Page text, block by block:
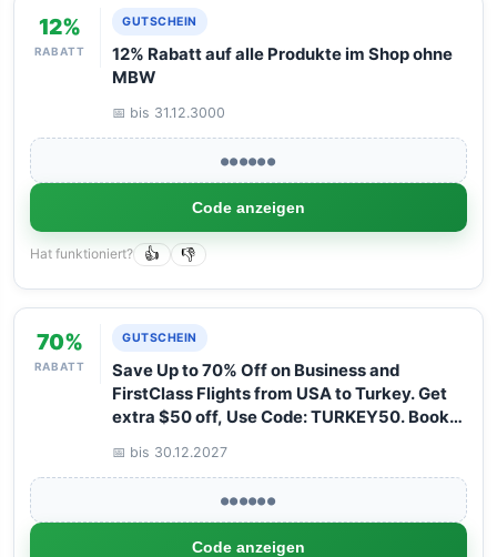
12%
RABATT
GUTSCHEIN
12% Rabatt auf alle Produkte im Shop ohne
MBW
📅 bis 31.12.3000
●●●●●●
Code anzeigen
Hat funktioniert? 👍 👎
70%
RABATT
GUTSCHEIN
Save Up to 70% Off on Business and
FirstClass Flights from USA to Turkey. Get
extra $50 off, Use Code: TURKEY50. Book
📅 bis 30.12.2027
●●●●●●
Code anzeigen